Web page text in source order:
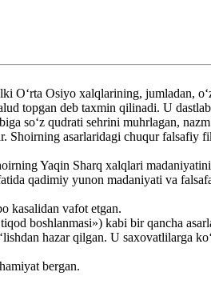
O‘rta Osiyo xalqlarining, jumladan,
topgan deb taxmin qilinadi. U
so‘z qudrati sehrini muhrlagan,
Shoirning asarlaridagi chuqur falsafiy
Yaqin Sharq xalqlari
qadimiy yunon madaniyati va
kasalidan vafot etgan.
boshlanmasi») kabi bir qancha
hazar qilgan. U saxovatlilarga
bergan.